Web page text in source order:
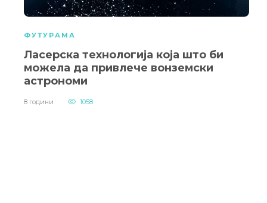
ФУТУРАМА
Ласерска технологија која што би
можела да привлече вонземски
астрономи
8 години 1058